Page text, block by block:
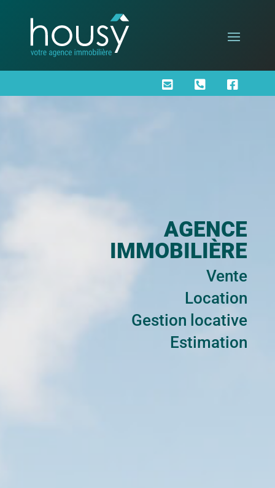
  
AGENCE
IMMOBILIÈRE
Vente
Location
Gestion locative
Estimation